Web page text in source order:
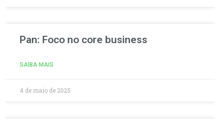
Pan: Foco no core business
SAIBA MAIS
4 de maio de 2025